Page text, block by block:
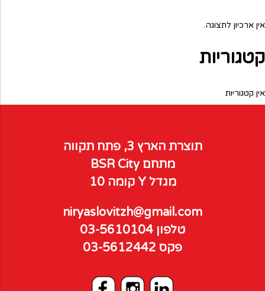
אין ארכיון לתצוגה.
קטגוריות
אין קטגוריות
תוצרת הארץ 3, פתח תקווה
מתחם BSR City
מגדל Y קומה 10
niryaslovitzh@gmail.com
טלפון
פקס